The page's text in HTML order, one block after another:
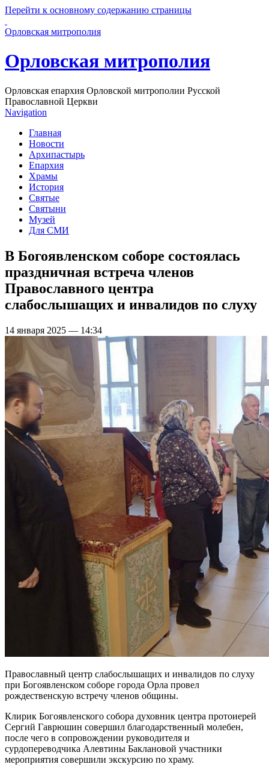
Перейти к основному содержанию страницы
Орловская митрополия
Орловская митрополия
Орловская епархия Орловской митрополии Русской
Православной Церкви
Navigation
Главная
Новости
Архипастырь
Епархия
Храмы
История
Святые
Святыни
Музей
Для СМИ
В Богоявленском соборе состоялась
праздничная встреча членов
Православного центра
слабослышащих и инвалидов по слуху
14 января 2025 — 14:34
Православный центр слабослышащих и инвалидов по слуху
при Богоявленском соборе города Орла провел
рождественскую встречу членов общины.
Клирик Богоявленского собора духовник центра протоиерей
Сергий Гаврюшин совершил благодарственный молебен,
после чего в сопровождении руководителя и
сурдопереводчика Алевтины Баклановой участники
мероприятия совершили экскурсию по храму.